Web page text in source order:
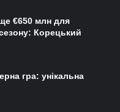
€650 млн для
Корецький
гра: унікальна